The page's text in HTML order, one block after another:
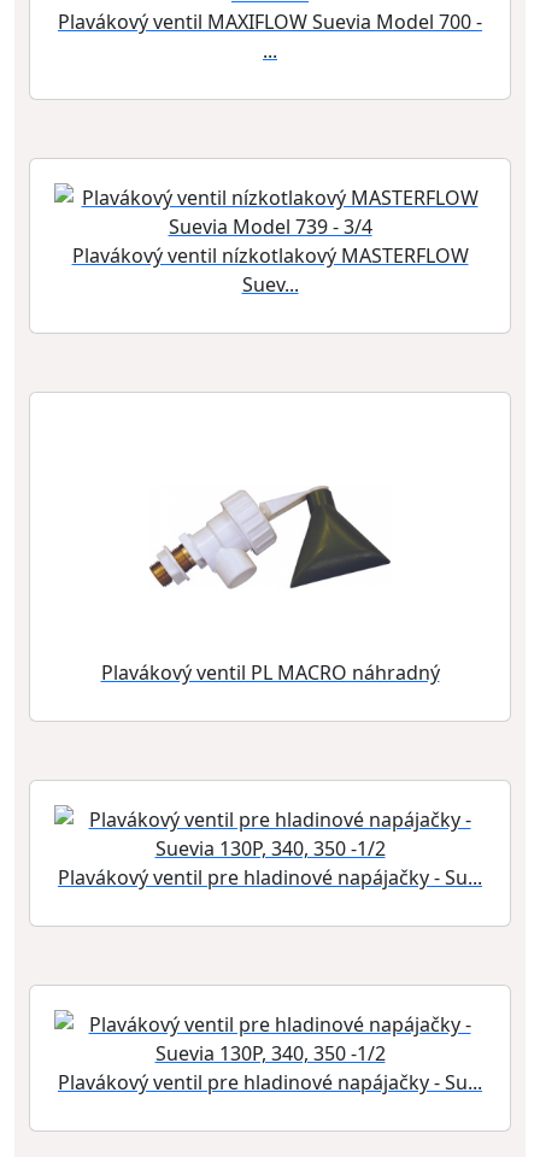
Plavákový ventil MAXIFLOW Suevia Model 700 -
...
Plavákový ventil nízkotlakový MASTERFLOW
Suev...
Plavákový ventil PL MACRO náhradný
Plavákový ventil pre hladinové napájačky - Su...
Plavákový ventil pre hladinové napájačky - Su...